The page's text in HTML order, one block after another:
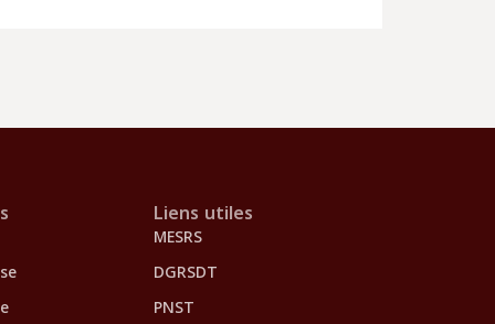
Liens utiles
MESRS
DGRSDT
PNST